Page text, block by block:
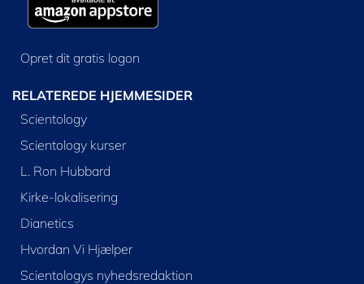
Opret dit gratis logon
RELATEREDE HJEMMESIDER
Scientology
Scientology kurser
L. Ron Hubbard
Kirke-lokalisering
Dianetics
Hvordan Vi Hjælper
Scientologys nyhedsredaktion